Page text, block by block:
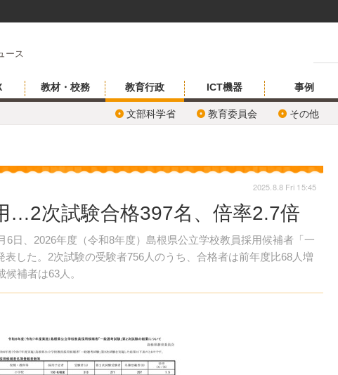
ース
教材・校務 教育行政
文部科学省 教育委員会 その他
ICT機器 事例
…2次試験合格397名、倍率2.7倍
日、2026年度（令和8年度）島根県公立学校教員採用候補者「一
表した。2次試験の受験者756人のうち、合格者は前年度比68人増
補者は63人。
2025.8.8 Fri 15:45